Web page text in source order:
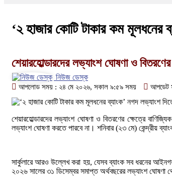
‘২ হাজার কোটি টাকার কম মূলধনের
শেয়ারহোল্ডারদের লভ্যাংশ ঘোষণা ও
নিউজ ডেস্ক
আপলোড সময় : ২৪ মে ২০২৬, সকাল ৯:৫৯ সময় আপডেট
শেয়ারহোল্ডারদের লভ্যাংশ ঘোষণা ও বিতরণের ক্ষেত্রে
লভ্যাংশ ঘোষণা করতে পারবে না। শনিবার (২৩ মে) কেন্দ্রীয়
সার্কুলারে আরও উল্লেখ করা হয়, যেসব ব্যাংক সব ধরনের
২০২৬ সালের ৩১ ডিসেম্বর সমাপ্ত অর্থবছরের লভ্যাংশ ঘোষণা